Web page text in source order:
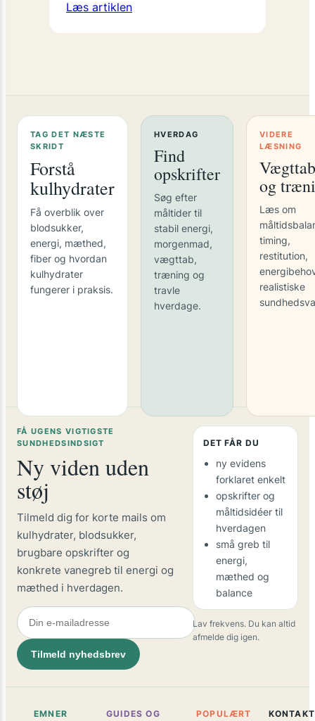
Læs artiklen
TAG DET NÆSTE
SKRIDT
Forstå
kulhydrater
Få overblik over
blodsukker,
energi, mæthed,
fiber og hvordan
kulhydrater
fungerer i praksis.
HVERDAG
Find
opskrifter
Søg efter
måltider til
stabil energi,
morgenmad,
vægttab,
træning og
travle
hverdage.
VIDERE
LÆSNING
Vægttab
og
Læs om
timing,
restitution,
realistiske
FÅ UGENS VIGTIGSTE
SUNDHEDSINDSIGT
Ny viden uden
støj
Tilmeld dig for korte mails om
kulhydrater, blodsukker,
brugbare opskrifter og
konkrete vanegreb til energi og
mæthed i hverdagen.
Tilmeld nyhedsbrev
DET FÅR DU
ny evidens
forklaret enkelt
opskrifter og
måltidsidéer til
hverdagen
små greb til
energi,
mæthed og
balance
Lav frekvens. Du kan altid
afmelde dig igen.
EMNER
GUIDES OG
POPULÆRT